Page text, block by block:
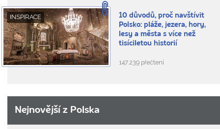
INSPIRACE
10 důvodů, proč navštívit
Polsko: pláže, jezera, hory,
lesy a města s více než
tisíciletou historií
147.239 přečtení
Nejnovější z Polska